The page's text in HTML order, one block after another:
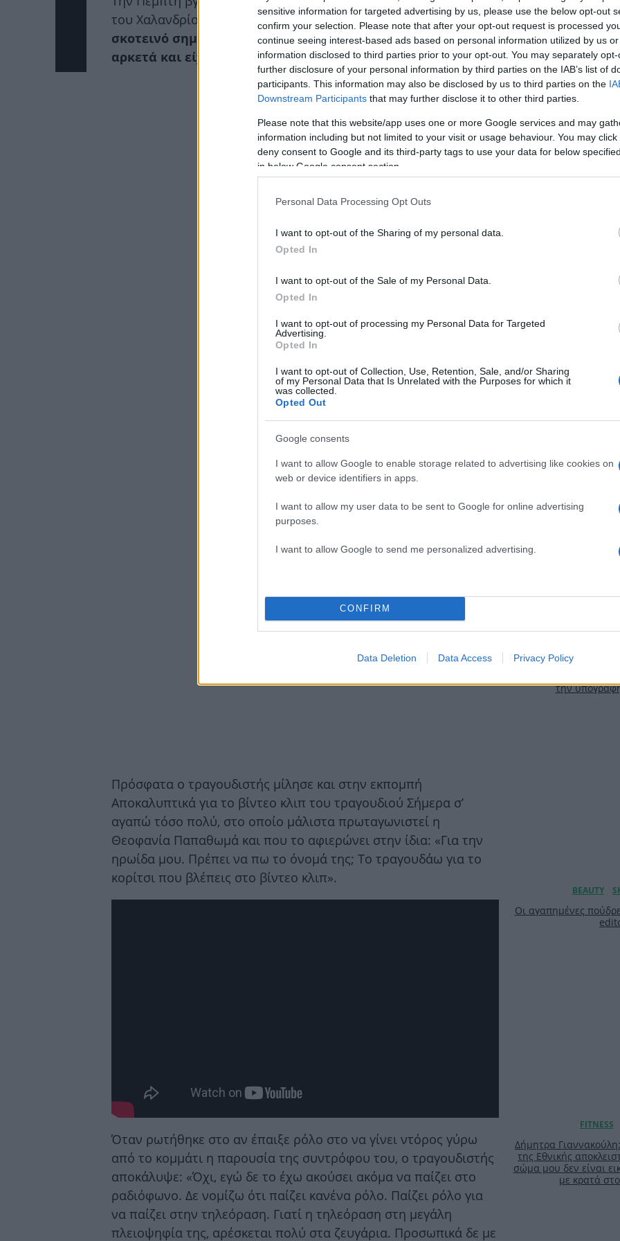
sensitive information for targeted advertising by us, please use the below opt-out
confirm your selection. Please note that after your opt-out request is processed
continue seeing interest-based ads based on personal information utilized by us
information disclosed to third parties prior to your opt-out. You may separately
further disclosure of your personal information by third parties on the IAB’s list of
participants. This information may also be disclosed by us to third parties on the
Downstream Participants that may further disclose it to other third parties.
Please note that this website/app uses one or more Google services and may
information including but not limited to your visit or usage behaviour. You may
deny consent to Google and its third-party tags to use your data for below
in below Google consent section.
Personal Data Processing Opt Outs
I want to opt-out of the Sharing of my personal data.
Opted In
I want to opt-out of the Sale of my Personal Data.
Opted In
I want to opt-out of processing my Personal Data for Targeted
Advertising.
Opted In
I want to opt-out of Collection, Use, Retention, Sale, and/or Sharing
of my Personal Data that Is Unrelated with the Purposes for which it
was collected.
Opted Out
Google consents
I want to allow Google to enable storage related to advertising like cookies on
web or device identifiers in apps.
I want to allow my user data to be sent to Google for online advertising
purposes.
I want to allow Google to send me personalized advertising.
CONFIRM
Data Deletion Data Access Privacy Policy
του Χαλανδρίου κι επέλεξαν να καθίσουνσε ένα αρκετό
σκοτεινό σημείο. Οι δυο τους ήταν καλοντυμένοι, μιλούσαν
αρκετά και είχαν μάτια μόνο ο ένας για τον άλλον.
ΔΙΑΦΗΜΙΣΗ
Πρόσφατα ο τραγουδιστής μίλησε και στην εκπομπή
Αποκαλυπτικά για το βίντεο κλιπ του τραγουδιού Σήμερα σ’
αγαπώ τόσο πολύ, στο οποίο μάλιστα πρωταγωνιστεί η
Θεοφανία Παπαθωμά και που το αφιερώνει στην ίδια: «Για την
ηρωίδα μου. Πρέπει να πω το όνομά της; Το τραγουδάω για το
κορίτσι που βλέπεις στο βίντεο κλιπ».
Όταν ρωτήθηκε στο αν έπαιξε ρόλο στο να γίνει ντόρος γύρω
από το κομμάτι η παρουσία της συντρόφου του, ο τραγουδιστής
αποκάλυψε: «Όχι, εγώ δε το έχω ακούσει ακόμα να παίζει στο
ραδιόφωνο. Δε νομίζω ότι παίζει κανένα ρόλο. Παίζει ρόλο για
να παίζει στην τηλεόραση. Γιατί η τηλεόραση στη μεγάλη
πλειοψηφία της, αρέσκεται πολύ στα ζευγάρια. Προσωπικά δε με
Αύγουστος με
γκαρνταρόμπα
την
Οι αγαπημένες
Δήμητρα
της Εθνικής
σώμα μου δεν είναι
με κρατά